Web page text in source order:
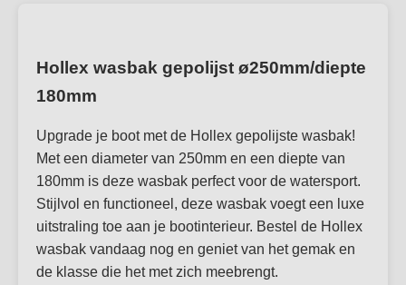
Hollex wasbak gepolijst ø250mm/diepte
180mm
Upgrade je boot met de Hollex gepolijste wasbak!
Met een diameter van 250mm en een diepte van
180mm is deze wasbak perfect voor de watersport.
Stijlvol en functioneel, deze wasbak voegt een luxe
uitstraling toe aan je bootinterieur. Bestel de Hollex
wasbak vandaag nog en geniet van het gemak en
de klasse die het met zich meebrengt.